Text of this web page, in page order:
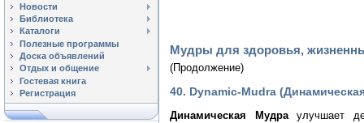
Новости
Библиотека
Каталоги
Полезные программы
Доска объявлений
Отдых и общение
Гостевая книга
Регистрация
Мудры для здоровья,
(Продолжение)
40. Dynamic-Mudra
Динамическая Мудраулучшает